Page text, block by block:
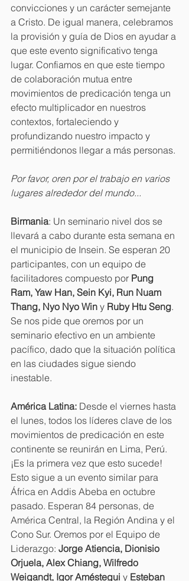
convicciones y un carácter semejante
a Cristo. De igual manera, celebramos
la provisión y guía de Dios en ayudar a
que este evento significativo tenga
lugar. Confiamos en que este tiempo
de colaboración mutua entre
movimientos de predicación tenga un
efecto multiplicador en nuestros
contextos, fortaleciendo y
profundizando nuestro impacto y
permitiéndonos llegar a más personas.
Por favor, oren por el trabajo en varios
lugares alrededor del mundo...
Birmania: Un seminario nivel dos se
llevará a cabo durante esta semana en
el municipio de Insein. Se esperan 20
participantes, con un equipo de
facilitadores compuesto por Pung
Ram, Yaw Han, Sein Kyi, Run Nuam
Thang, Nyo Nyo Win y Ruby Htu Seng.
Se nos pide que oremos por un
seminario efectivo en un ambiente
pacífico, dado que la situación política
en las ciudades sigue siendo
inestable.
América Latina: Desde el viernes hasta
el lunes, todos los líderes clave de los
movimientos de predicación en este
continente se reunirán en Lima, Perú.
¡Es la primera vez que esto sucede!
Esto sigue a un evento similar para
África en Addis Abeba en octubre
pasado. Esperan 84 personas, de
América Central, la Región Andina y el
Cono Sur. Oremos por el Equipo de
Liderazgo: Jorge Atiencia, Dionisio
Orjuela, Alex Chiang, Wilfredo
Weigandt, Igor Améstegui y Esteban